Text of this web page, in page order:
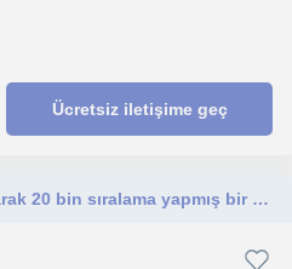
Ücretsiz iletişime geç
YKS Sayısal'da 492 puan alarak 20 bin sıralama yapmış bir mühendisim! Lise öğrencilerine ve üniversite hayali kuran YKS adaylarına